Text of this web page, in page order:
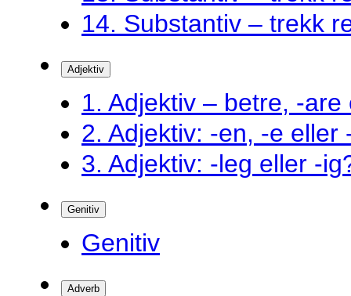
14. Substantiv – trekk
Adjektiv
1. Adjektiv – betre, -are
2. Adjektiv: -en, -e eller
3. Adjektiv: -leg eller -
Genitiv
Genitiv
Adverb